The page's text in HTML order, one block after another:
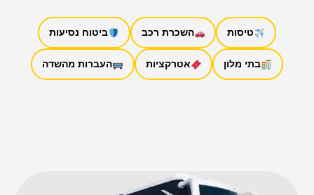
טיסות השכרת רכב ביטוח נסיעות
בתי מלון אטרקציות העברות מהשדה